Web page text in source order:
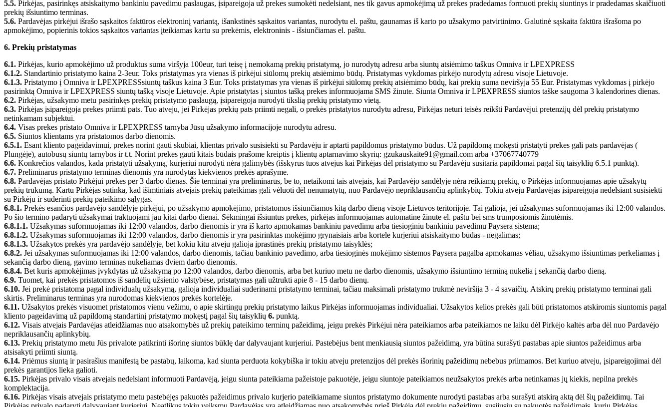
5.5. Pirkėjas, pasirinkęs atsiskaitymo bankiniu pavedimu paslaugas, įsipareigoja už prekes sumokėti nedelsiant, nes tik gavus apmokėjimą už prekes pradedamas formuoti prekių siuntinys ir pradedamas skaičiuoti
prekių išsiuntimo terminas.
5.6. Pardavėjas pirkėjui išrašo sąskaitos faktūros elektroninį variantą, išankstinės sąskaitos variantas, nurodytu el. paštu, gaunamas iš karto po užsakymo patvirtinimo. Galutinė sąskaita faktūra išrašoma po
apmokėjimo, popierinis tokios sąskaitos variantas įteikiamas kartu su prekėmis, elektroninis - išsiunčiamas el. paštu.
6. Prekių pristatymas
6.1. Pirkėjas, kurio apmokėjimo už produktus suma viršyja 100eur, turi teisę į nemokamą prekių pristatymą, jo nurodytų adresu arba siuntų atsiėmimo taškus Omniva ir LPEXPRESS
6.1.2. Standartinio pristatymo kaina 2-3eur. Toks pristatymas yra vienas iš pirkėjui siūlomų prekių atsiėmimo būdų. Pristatymas vykdomas pirkėjo nurodytų adresu visoje Lietuvoje.
6.1.3. Pristatymo į Omniva ir LPEXPRESSsiuntų taškus kaina 3 Eur. Toks pristatymas yra vienas iš pirkėjui siūlomų prekių atsiėmimo būdų, kai prekių suma neviršyja 55 Eur. Pristatymas vykdomas į pirkėjo
pasirinktą Omniva ir LPEXPRESS siuntų tašką visoje Lietuvoje. Apie pristatytas į siuntos tašką prekes informuojama SMS žinute. Siunta Omniva ir LPEXPRESS siuntos taške saugoma 3 kalendorines dienas.
6.2. Pirkėjas, užsakymo metu pasirinkęs prekių pristatymo paslaugą, įsipareigoja nurodyti tikslią prekių pristatymo vietą.
6.3. Pirkėjas įsipareigoja prekes priimti pats. Tuo atveju, jei Pirkėjas prekių pats priimti negali, o prekės pristatytos nurodytu adresu, Pirkėjas neturi teisės reikšti Pardavėjui pretenzijų dėl prekių pristatymo
netinkamam subjektui.
6.4. Visas prekes pristato Omniva ir LPEXPRESS tarnyba Jūsų užsakymo informacijoje nurodytu adresu.
​6.5. Siuntos klientams yra pristatomos darbo dienomis.
​6.5.1. Esant kliento pageidavimui, prekes norint gauti skubiai, klientas privalo susisiekti su Pardavėju ir aptarti papildomus pristatymo būdus. Už papildomą mokęsti pristatyti prekes gali pats pardavėjas (
Plungėje), autobusų siuntų tarnybos ir t.t. Norint prekes gauti kitais būdais prašome kreiptis į klientų aptarnavimo skyrių: gzukauskaite91@gmail.com arba +37067740779
6.6. Konkrečios valandos, kada pristatyti užsakymą, kurjeriui nurodyti nėra galimybės (išskyrus tuos atvejus kai Pirkėjas dėl pristatymo su Pardavėju susitaria papildomai pagal šių taisyklių 6.5.1 punktą).
6.7. Preliminarus pristatymo terminas dienomis yra nurodytas kiekvienos prekės aprašyme.
6.8. Pardavėjas pristato Pirkėjui prekes per 3 darbo dienas. Šie terminai yra preliminarūs, be to, netaikomi tais atvejais, kai Pardavėjo sandėlyje nėra reikiamų prekių, o Pirkėjas informuojamas apie užsakytų
prekių trūkumą. Kartu Pirkėjas sutinka, kad išimtiniais atvejais prekių pateikimas gali vėluoti dėl nenumatytų, nuo Pardavėjo nepriklausančių aplinkybių. Tokiu atveju Pardavėjas įsipareigoja nedelsiant susisiekti
su Pirkėju ir suderinti prekių pateikimo sąlygas.
6.8.1. Prekės esančios pardavėjo sandėlyje pirkėjui, po užsakymo apmokėjimo, pristatomos išsiunčiamos kitą darbo dieną visoje Lietuvos teritorijoje. Tai galioja, jei užsakymas suformuojamas iki 12:00 valandos.
Po šio termino padaryti užsakymai traktuojami jau kitai darbo dienai. Sėkmingai išsiuntus prekes, pirkėjas informuojamas automatine žinute el. paštu bei sms trumposiomis žinutėmis.
6.8.1.1. Užsakymas suformuojamas iki 12:00 valandos, darbo dienomis ir yra iš karto apmokamas bankiniu pavedimu arba tiesioginiu bankiniu pavedimu Paysera sistema;
6.8.1.2. Užsakymas suformuojamas iki 12:00 valandos, darbo dienomis ir yra pasirinktas mokėjimo grynaisiais arba kortele kurjeriui atsiskaitymo būdas - negalimas;
6.8.1.3. Užsakytos prekės yra pardavėjo sandėlyje, bet kokiu kitu atveju galioja įprastinės prekių pristatymo taisyklės;
6.8.2. Jei užsakymas suformuojamas iki 12:00 valandos, darbo dienomis, tačiau bankinio pavedimo, arba tiesioginės mokėjimo sistemos Paysera pagalba apmokamas vėliau, užsakymo išsiuntimas perkeliamas į
sekančią darbo dieną, gavimo terminas nukeliamas dviem darbo dienomis.
6.8.4. Bet kuris apmokėjimas įvykdytas už užsakymą po 12:00 valandos, darbo dienomis, arba bet kuriuo metu ne darbo dienomis, užsakymo išsiuntimo terminą nukelia į sekančią darbo dieną.
6.9. Tuomet, kai prekės pristatomos iš sandėlių užsienio valstybėse, pristatymas gali užtrukti apie 8 - 15 darbo dienų.
6.10. Jei prekė pristatoma pagal individualų užsakymą, galioja individualiai suderinami pristatymo terminai, tačiau maksimali pristatymo trukmė neviršija 3 - 4 savaičių. Atskirų prekių pristatymo terminai gali
skirtis. Preliminarus terminas yra nurodomas kiekvienos prekės kortelėje.
6.11. Užsakytos prekės visuomet pristatomos vienu vežimu, o apie skirtingų prekių pristatymo laikus Pirkėjas informuojamas individualiai. Užsakytos kelios prekės gali būti pristatomos atskiromis siuntomis pagal
kliento pageidavimą už papildomą standartinį pristatymo mokęstį pagal šių taisyklių 6. punktą.
6.12. Visais atvejais Pardavėjas atleidžiamas nuo atsakomybės už prekių pateikimo terminų pažeidimą, jeigu prekės Pirkėjui nėra pateikiamos arba pateikiamos ne laiku dėl Pirkėjo kaltės arba dėl nuo Pardavėjo
nepriklausančių aplinkybių.
6.13. Prekių pristatymo metu Jūs privalote patikrinti išorinę siuntos būklę dar dalyvaujant kurjeriui. Pastebėjus bent menkiausią siuntos pažeidimą, yra būtina surašyti pastabas apie siuntos pažeidimus arba
atsisakyti priimti siuntą.
6.14. Priėmus siuntą ir pasirašius manifestą be pastabų, laikoma, kad siunta perduota kokybiška ir tokiu atveju pretenzijos dėl prekės išorinių pažeidimų nebebus priimamos. Bet kuriuo atveju, įsipareigojimai dėl
prekės garantijos lieka galioti.
6.15. Pirkėjas privalo visais atvejais nedelsiant informuoti Pardavėją, jeigu siunta pateikiama pažeistoje pakuotėje, jeigu siuntoje pateikiamos neužsakytos prekės arba netinkamas jų kiekis, nepilna prekės
komplektacija.
6.16. Pirkėjas visais atvejais pristatymo metu pastebėjęs pakuotės pažeidimus privalo kurjerio pateikiamame siuntos pristatymo dokumente nurodyti pastabas arba surašyti atskirą aktą dėl šių pažeidimų. Tai